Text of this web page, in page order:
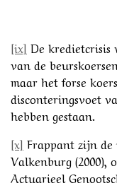
[ix] De kredietcrisis
van de
maar het forse
disconteringsvoet
hebben gestaan.
[x] Frappant zijn
Valkenburg (2000),
Actuarieel